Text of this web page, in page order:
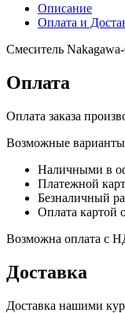
Описание
Оплата и
Смеситель
Оплата
Оплата заказа
Возможные
Наличными в
Платежной
Безналичный
Оплата картой
Возможна оплата с
Доставка
Доставка нашими